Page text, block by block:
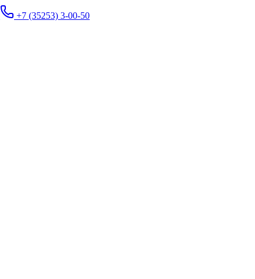
+7 (35253) 3-00-50